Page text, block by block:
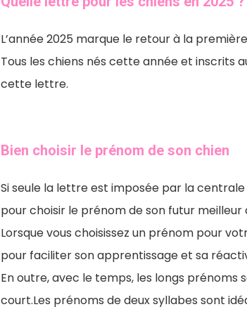
L’année 2025 marque le retour à la
Tous les chiens nés cette année et inscrits
cette lettre.
Bien choisir le prénom de son chien
Si seule la lettre est imposée par la
pour choisir le prénom de son futur meilleur
Lorsque vous choisissez un prénom pour
pour faciliter son apprentissage et sa
En outre, avec le temps, les longs
court.Les prénoms de deux syllabes sont